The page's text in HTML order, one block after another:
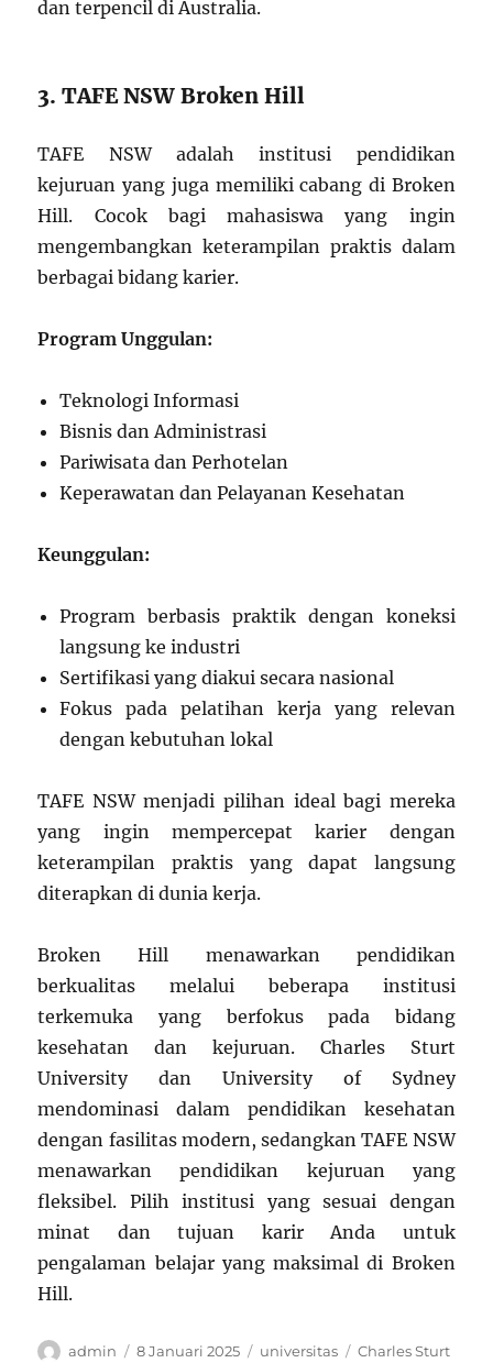
dan terpencil di Australia.
3. TAFE NSW Broken Hill
TAFE NSW adalah institusi pendidikan
kejuruan yang juga memiliki cabang di Broken
Hill. Cocok bagi mahasiswa yang ingin
mengembangkan keterampilan praktis dalam
berbagai bidang karier.
Program Unggulan:
Teknologi Informasi
Bisnis dan Administrasi
Pariwisata dan Perhotelan
Keperawatan dan Pelayanan Kesehatan
Keunggulan:
Program berbasis praktik dengan koneksi
langsung ke industri
Sertifikasi yang diakui secara nasional
Fokus pada pelatihan kerja yang relevan
dengan kebutuhan lokal
TAFE NSW menjadi pilihan ideal bagi mereka
yang ingin mempercepat karier dengan
keterampilan praktis yang dapat langsung
diterapkan di dunia kerja.
Broken Hill menawarkan pendidikan
berkualitas melalui beberapa institusi
terkemuka yang berfokus pada bidang
kesehatan dan kejuruan. Charles Sturt
University dan University of Sydney
mendominasi dalam pendidikan kesehatan
dengan fasilitas modern, sedangkan TAFE NSW
menawarkan pendidikan kejuruan yang
fleksibel. Pilih institusi yang sesuai dengan
minat dan tujuan karir Anda untuk
pengalaman belajar yang maksimal di Broken
Hill.
Author
admin
Posted
8 Januari 2025 Categories
universitas Tags
Charles Sturt